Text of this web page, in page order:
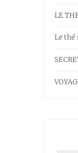
LE
Le thé